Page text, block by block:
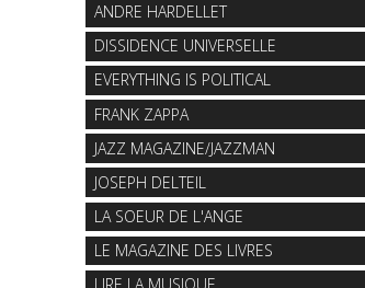
ANDRE HARDELLET
DISSIDENCE UNIVERSELLE
EVERYTHING IS POLITICAL
FRANK ZAPPA
JAZZ MAGAZINE/JAZZMAN
JOSEPH DELTEIL
LA SOEUR DE L'ANGE
LE MAGAZINE DES LIVRES